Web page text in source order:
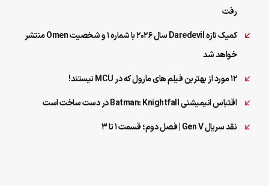
رفت
کمیک تازه Daredevil سال ۲۰۲۶ با شماره ۱ و شخصیت Omen منتشر
خواهد شد
12 مورد از بهترین فیلم های مارول که در MCU نیستند!
اقتباس انیمیشنی Batman: Knightfall در دست ساخت است
نقد سریال Gen V | فصل دوم؛ قسمت 1 تا 3